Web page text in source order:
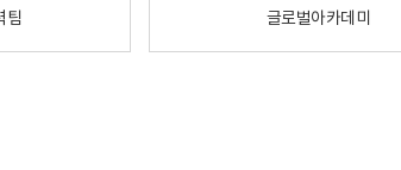
팀 글로벌아카데미